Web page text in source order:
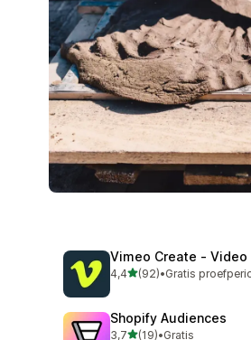
Vimeo Create ‑ Video
4,4van 5 sterren
(92)
92 recensies in totaal
•
Shopify Audiences
3,7van 5 sterren
(19)•Gratis